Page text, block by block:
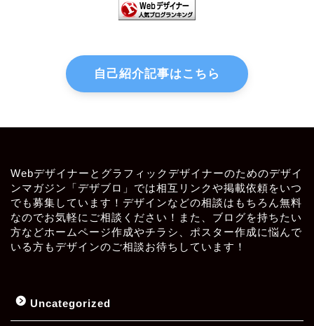
自己紹介記事はこちら
Webデザイナーとグラフィックデザイナーのためのデザイ
ンマガジン「デザブロ」では相互リンクや掲載依頼をいつ
でも募集しています！デザインなどの相談はもちろん無料
なのでお気軽にご相談ください！また、ブログを持ちたい
方などホームページ作成やチラシ、ポスター作成に悩んで
いる方もデザインのご相談お待ちしています！
Uncategorized